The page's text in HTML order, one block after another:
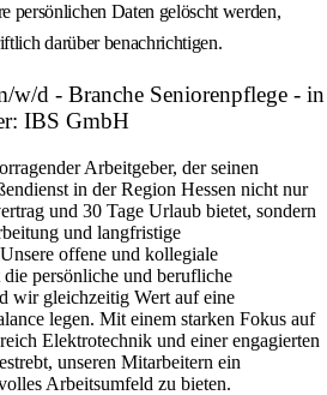
persönlichen Daten gelöscht werden,
darüber benachrichtigen.
w/d - Branche Seniorenpflege - in
IBS GmbH
Arbeitgeber, der seinen
in der Region Hessen nicht nur
und 30 Tage Urlaub bietet, sondern
und langfristige
offene und kollegiale
persönliche und berufliche
wir gleichzeitig Wert auf eine
legen. Mit einem starken Fokus auf
Elektrotechnik und einer engagierten
unseren Mitarbeitern ein
Arbeitsumfeld zu bieten.